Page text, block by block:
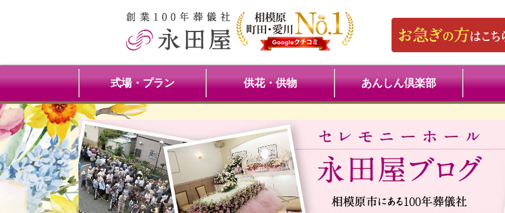
式場・プラン 供花・供物 あんしん倶楽部